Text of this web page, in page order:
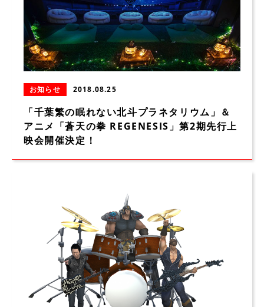
お知らせ 2018.08.25
「千葉繁の眠れない北斗プラネタリウム」＆
アニメ「蒼天の拳 REGENESIS」第2期先行上
映会開催決定！